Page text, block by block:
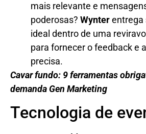
mais relevante e
poderosas? Wynterentrega
ideal dentro de uma
para fornecer o feedback e
precisa.
Cavar fundo: 9 ferramentas
demanda Gen Marketing
Tecnologia de